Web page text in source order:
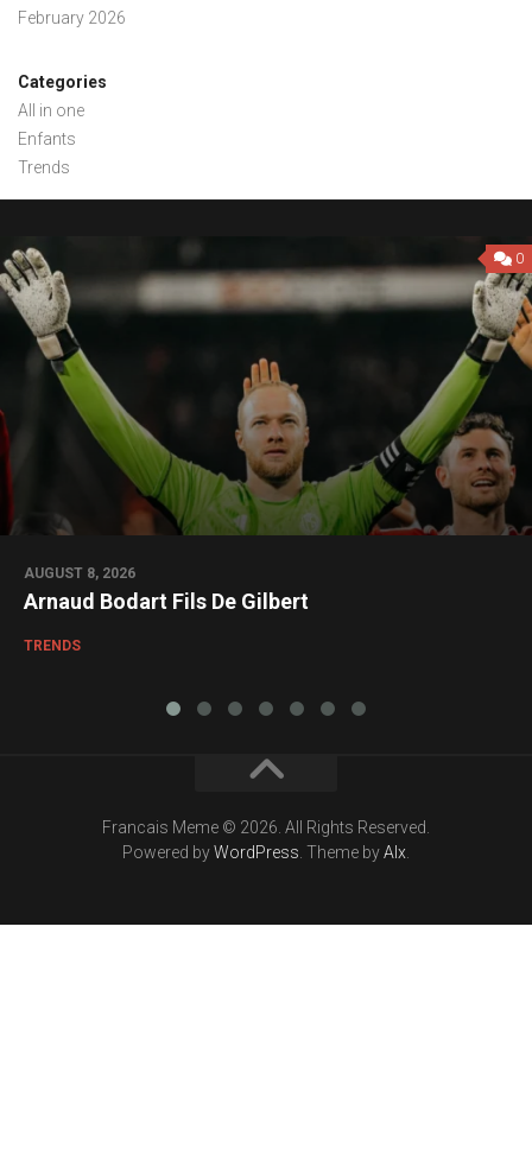
February 2026
Categories
All in one
Enfants
Trends
0
AUGUST 8, 2026
Arnaud Bodart Fils De Gilbert
TRENDS
Francais Meme © 2026. All Rights Reserved.
Powered byWordPress . Theme byAlx